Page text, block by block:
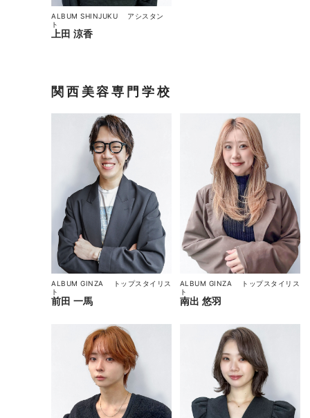
上田 涼香
ALBUM SHINJUKU
アシスタン
ト
関西美容専門学校
前田 一馬
ALBUM GINZA
トップスタイリス
ト
南出 悠羽
ALBUM GINZA
トップスタイリス
ト